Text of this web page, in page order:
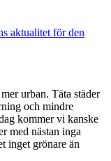
aktualitet för den
urban. Täta städer
och mindre
kommer vi kanske
med nästan inga
inget grönare än